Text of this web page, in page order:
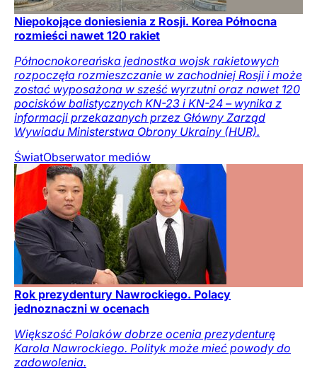
Niepokojące doniesienia z Rosji. Korea Północna
rozmieści nawet 120 rakiet
Północnokoreańska jednostka wojsk rakietowych
rozpoczęła rozmieszczanie w zachodniej Rosji i może
zostać wyposażona w sześć wyrzutni oraz nawet 120
pocisków balistycznych KN-23 i KN-24 – wynika z
informacji przekazanych przez Główny Zarząd
Wywiadu Ministerstwa Obrony Ukrainy (HUR).
ŚwiatObserwator mediów
Rok prezydentury Nawrockiego. Polacy
jednoznaczni w ocenach
Większość Polaków dobrze ocenia prezydenturę
Karola Nawrockiego. Polityk może mieć powody do
zadowolenia.